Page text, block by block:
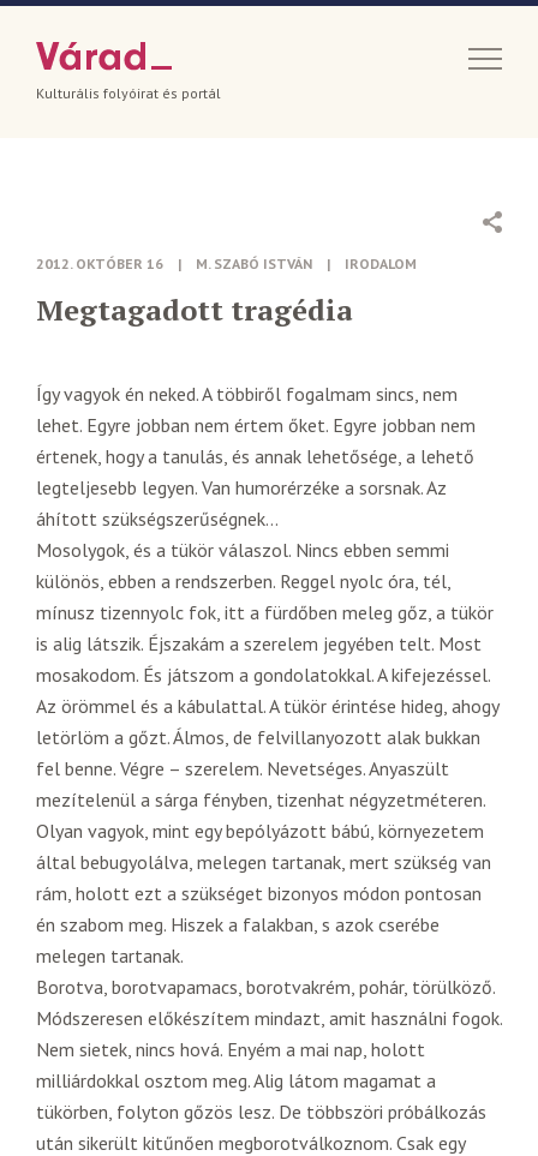
Kulturális folyóirat és portál
2012. OKTÓBER 16 | M. SZABÓ ISTVÁN | IRODALOM
Megtagadott tragédia
Így vagyok én neked. A többiről fogalmam sincs, nem
lehet. Egyre jobban nem értem őket. Egyre jobban nem
értenek, hogy a tanulás, és annak lehetősége, a lehető
legteljesebb legyen. Van humorérzéke a sorsnak. Az
áhított szükségszerűségnek…
Mosolygok, és a tükör válaszol. Nincs ebben semmi
különös, ebben a rendszerben. Reggel nyolc óra, tél,
mínusz tizennyolc fok, itt a fürdőben meleg gőz, a tükör
is alig látszik. Éjszakám a szerelem jegyében telt. Most
mosakodom. És játszom a gondolatokkal. A kifejezéssel.
Az örömmel és a kábulattal. A tükör érintése hideg, ahogy
letörlöm a gőzt. Álmos, de felvillanyozott alak bukkan
fel benne. Végre – szerelem. Nevetséges. Anyaszült
mezítelenül a sárga fényben, tizenhat négyzetméteren.
Olyan vagyok, mint egy bepólyázott bábú, környezetem
által bebugyolálva, melegen tartanak, mert szükség van
rám, holott ezt a szükséget bizonyos módon pontosan
én szabom meg. Hiszek a falakban, s azok cserébe
melegen tartanak.
Borotva, borotvapamacs, borotvakrém, pohár, törülköző.
Módszeresen előkészítem mindazt, amit használni fogok.
Nem sietek, nincs hová. Enyém a mai nap, holott
milliárdokkal osztom meg. Alig látom magamat a
tükörben, folyton gőzös lesz. De többszöri próbálkozás
után sikerült kitűnően megborotválkoznom. Csak egy